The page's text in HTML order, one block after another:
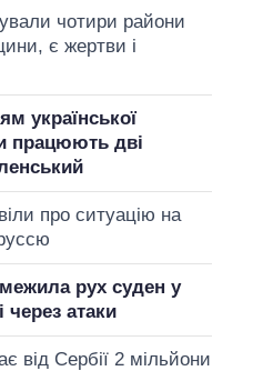
чотири райони
є жертви і
української
працюють дві
про ситуацію на
рух суден у
атаки
від Сербії 2 мільйони